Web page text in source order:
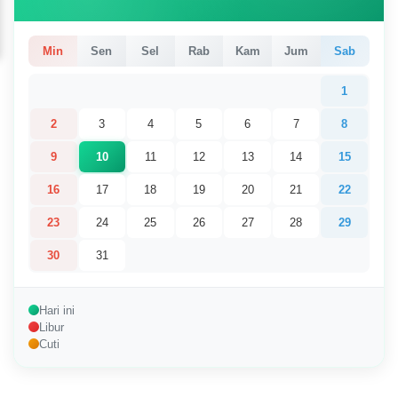
Min Sen Sel Rab Kam Jum Sab
1
2 3 4 5 6 7 8
9 10 11 12 13 14 15
16 17 18 19 20 21 22
23 24 25 26 27 28 29
30 31
Hari ini
Libur
Cuti